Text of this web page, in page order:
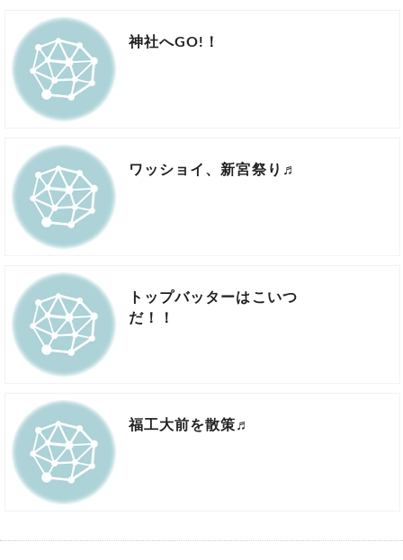
神社へGO!！
ワッショイ、新宮祭り♬
トップバッターはこいつ
だ！！
福工大前を散策♬